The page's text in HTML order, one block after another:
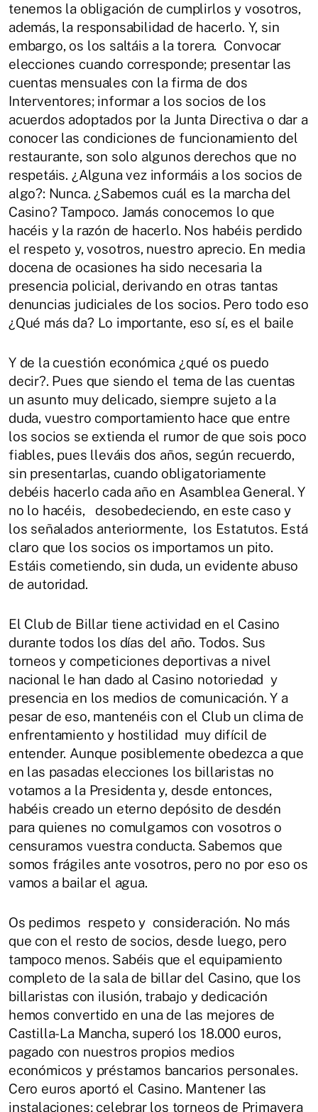
tenemos la obligación de cumplirlos y vosotros,
además, la responsabilidad de hacerlo. Y, sin
embargo, os los saltáis a la torera. Convocar
elecciones cuando corresponde; presentar las
cuentas mensuales con la firma de dos
Interventores; informar a los socios de los
acuerdos adoptados por la Junta Directiva o dar a
conocer las condiciones de funcionamiento del
restaurante, son solo algunos derechos que no
respetáis. ¿Alguna vez informáis a los socios de
algo?: Nunca. ¿Sabemos cuál es la marcha del
Casino? Tampoco. Jamás conocemos lo que
hacéis y la razón de hacerlo. Nos habéis perdido
el respeto y, vosotros, nuestro aprecio. En media
docena de ocasiones ha sido necesaria la
presencia policial, derivando en otras tantas
denuncias judiciales de los socios. Pero todo eso
¿Qué más da? Lo importante, eso sí, es el baile
Y de la cuestión económica ¿qué os puedo
decir?. Pues que siendo el tema de las cuentas
un asunto muy delicado, siempre sujeto a la
duda, vuestro comportamiento hace que entre
los socios se extienda el rumor de que sois poco
fiables, pues lleváis dos años, según recuerdo,
sin presentarlas, cuando obligatoriamente
debéis hacerlo cada año en Asamblea General. Y
no lo hacéis, desobedeciendo, en este caso y
los señalados anteriormente, los Estatutos. Está
claro que los socios os importamos un pito.
Estáis cometiendo, sin duda, un evidente abuso
de autoridad.
El Club de Billar tiene actividad en el Casino
durante todos los días del año. Todos. Sus
torneos y competiciones deportivas a nivel
nacional le han dado al Casino notoriedad y
presencia en los medios de comunicación. Y a
pesar de eso, mantenéis con el Club un clima de
enfrentamiento y hostilidad muy difícil de
entender. Aunque posiblemente obedezca a que
en las pasadas elecciones los billaristas no
votamos a la Presidenta y, desde entonces,
habéis creado un eterno depósito de desdén
para quienes no comulgamos con vosotros o
censuramos vuestra conducta. Sabemos que
somos frágiles ante vosotros, pero no por eso os
vamos a bailar el agua.
Os pedimos respeto y consideración. No más
que con el resto de socios, desde luego, pero
tampoco menos. Sabéis que el equipamiento
completo de la sala de billar del Casino, que los
billaristas con ilusión, trabajo y dedicación
hemos convertido en una de las mejores de
Castilla-La Mancha, superó los 18.000 euros,
pagado con nuestros propios medios
económicos y préstamos bancarios personales.
Cero euros aportó el Casino. Mantener las
instalaciones; celebrar los torneos de Primavera